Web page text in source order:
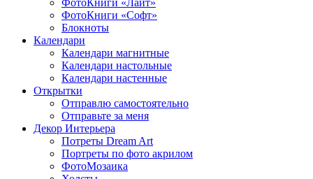
ФотоКниги «Лайт»
ФотоКниги «Софт»
Блокноты
Календари
Календари магнитные
Календари настольные
Календари настенные
Открытки
Отправлю самостоятельно
Отправьте за меня
Декор Интерьера
Потреты Dream Art
Портреты по фото акрилом
ФотоМозаика